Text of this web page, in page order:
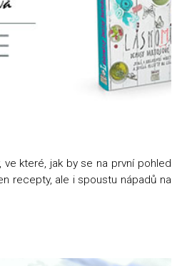
ve které, jak by se na první pohled
recepty, ale i spoustu nápadů na